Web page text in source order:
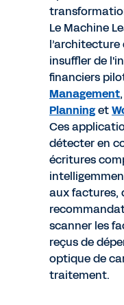
Le Machine
insuffler de
financiers
Management,
Planninget
Ces
détecter en
écritures
aux factures,
scanner les
reçus de
optique de
traitement.